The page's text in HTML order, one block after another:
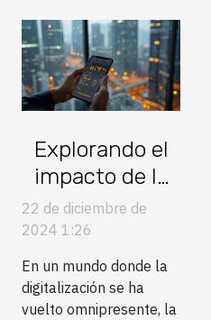
Explorando el
impacto de la
tecnología en la
gestión de
propiedades
inmobiliarias
22 de diciembre de
2024 1:26
En un mundo donde la
digitalización se ha
vuelto omnipresente, la